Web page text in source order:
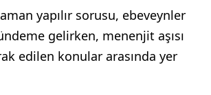
yapılır sorusu, ebeveynler
gelirken, menenjit aşısı
edilen konular arasında yer